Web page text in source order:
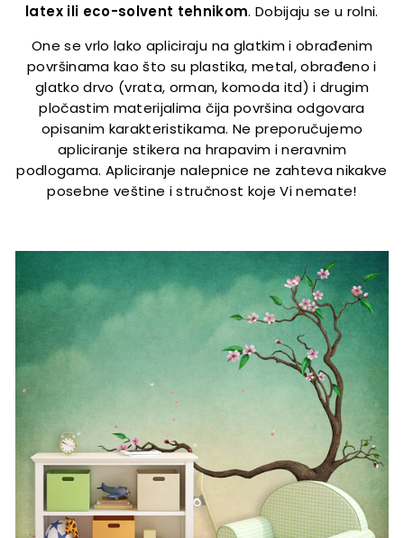
latex ili eco-solvent tehnikom. Dobijaju se u rolni.
One se vrlo lako apliciraju na glatkim i obrađenim
površinama kao što su plastika, metal, obrađeno i
glatko drvo (vrata, orman, komoda itd) i drugim
pločastim materijalima čija površina odgovara
opisanim karakteristikama. Ne preporučujemo
apliciranje stikera na hrapavim i neravnim
podlogama. Apliciranje nalepnice ne zahteva nikakve
posebne veštine i stručnost koje Vi nemate!